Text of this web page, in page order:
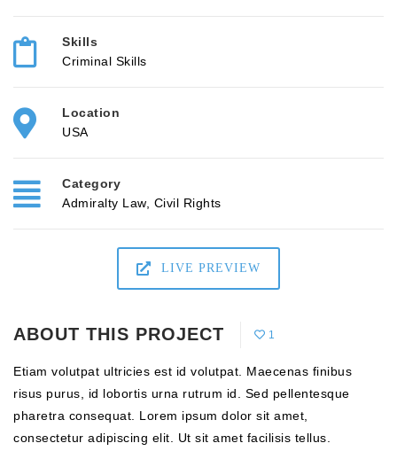
Skills
Criminal Skills
Location
USA
Category
Admiralty Law, Civil Rights
LIVE PREVIEW
ABOUT THIS PROJECT 1
Etiam volutpat ultricies est id volutpat. Maecenas finibus
risus purus, id lobortis urna rutrum id. Sed pellentesque
pharetra consequat. Lorem ipsum dolor sit amet,
consectetur adipiscing elit. Ut sit amet facilisis tellus.